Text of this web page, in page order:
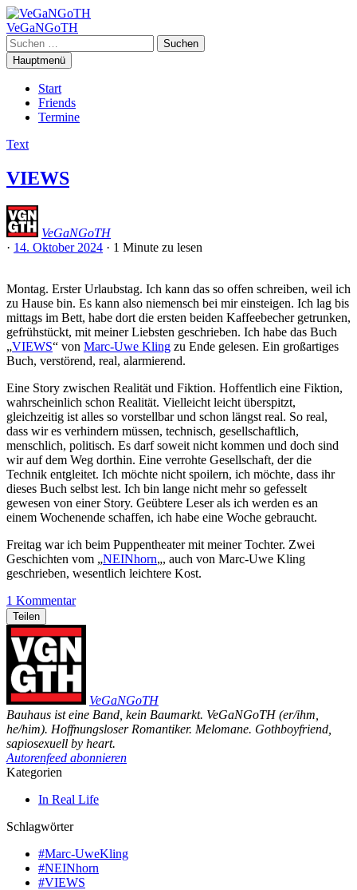
Zum
Inhalt
springen
VeGaNGoTH
Suchen
nach:
Hauptmenü
Start
Friends
Termine
Text
VIEWS
VeGaNGoTH
· 14. Oktober 2024 · 1 Minute zu lesen
Montag. Erster Urlaubstag. Ich kann das so offen schreiben, weil ich
zu Hause bin. Es kann also niemensch bei mir einsteigen. Ich lag bis
mittags im Bett, habe dort die ersten beiden Kaffeebecher getrunken,
gefrühstückt, mit meiner Liebsten geschrieben. Ich habe das Buch
„VIEWS“ von Marc-Uwe Kling zu Ende gelesen. Ein großartiges
Buch, verstörend, real, alarmierend.
Eine Story zwischen Realität und Fiktion. Hoffentlich eine Fiktion,
wahrscheinlich schon Realität. Vielleicht leicht überspitzt,
gleichzeitig ist alles so vorstellbar und schon längst real. So real,
dass wir es verhindern müssen, technisch, gesellschaftlich,
menschlich, politisch. Es darf soweit nicht kommen und doch sind
wir auf dem Weg dorthin. Eine verrohte Gesellschaft, der die
Technik entgleitet. Ich möchte nicht spoilern, ich möchte, dass ihr
dieses Buch selbst lest. Ich bin lange nicht mehr so gefesselt
gewesen von einer Story. Geübtere Leser als ich werden es an
einem Wochenende schaffen, ich habe eine Woche gebraucht.
Freitag war ich beim Puppentheater mit meiner Tochter. Zwei
Geschichten vom „NEINhorn„, auch von Marc-Uwe Kling
geschrieben, wesentlich leichtere Kost.
1 Kommentar
Teilen
VeGaNGoTH
Bauhaus ist eine Band, kein Baumarkt. VeGaNGoTH (er/ihm,
he/him). Hoffnungsloser Romantiker. Melomane. Gothboyfriend,
sapiosexuell by heart.
Autorenfeed abonnieren
Kategorien
In Real Life
Schlagwörter
#Marc-UweKling
#NEINhorn
#VIEWS